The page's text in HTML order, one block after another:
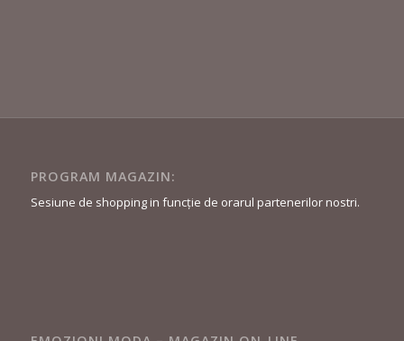
PROGRAM MAGAZIN:
Sesiune de shopping in funcție de orarul partenerilor nostri.